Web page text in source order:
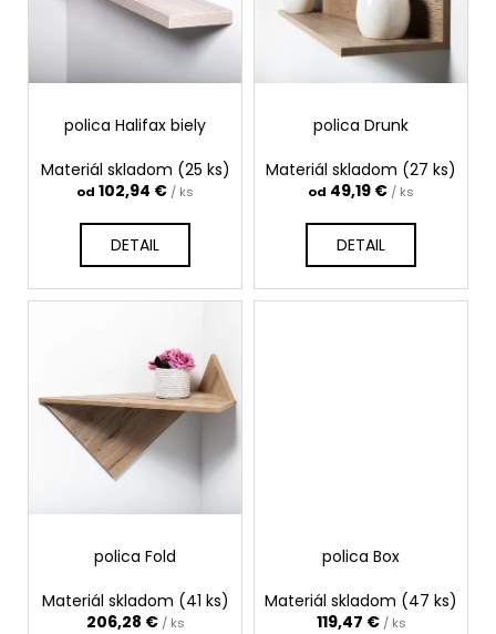
o
polica Halifax biely
Materiál skladom (25 ks)
od 102,94 € / ks
DETAIL
polica Drunk
Materiál skladom (27 ks)
od 49,19 € / ks
DETAIL
polica Fold
Materiál skladom (41 ks)
206,28 € / ks
polica Box
Materiál skladom (47 ks)
119,47 € / ks